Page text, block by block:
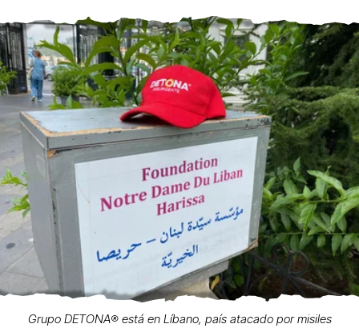
Grupo DETONA®️ está en Líbano, país atacado por misiles